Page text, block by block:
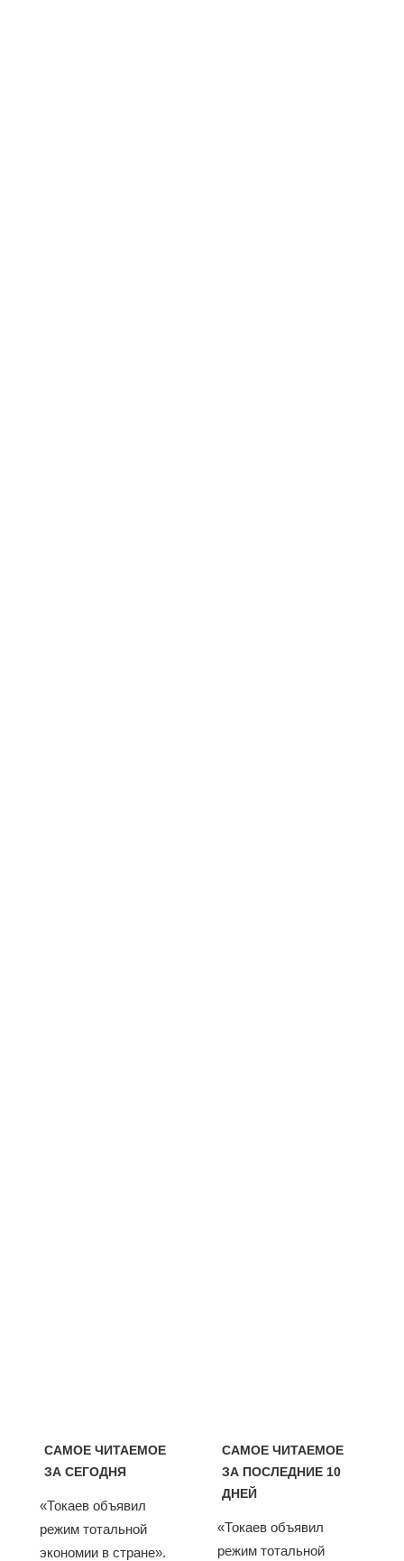
САМОЕ ЧИТАЕМОЕ
ЗА СЕГОДНЯ
«Токаев объявил
режим тотальной
экономии в стране».
САМОЕ ЧИТАЕМОЕ
ЗА ПОСЛЕДНИЕ 10
ДНЕЙ
«Токаев объявил
режим тотальной